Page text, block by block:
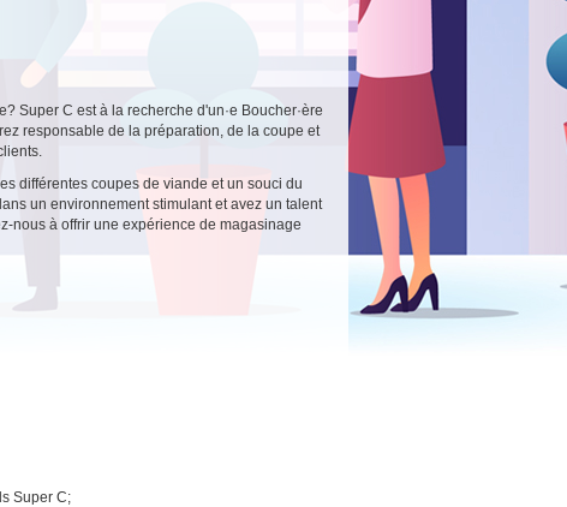
Super C est à la recherche d'un·e Boucher·ère
responsable de la préparation, de la coupe et
différentes coupes de viande et un souci du
un environnement stimulant et avez un talent
nous à offrir une expérience de magasinage
Super C;